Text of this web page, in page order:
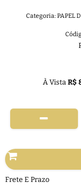
Categoria: PAPEL
À VistaR$
Frete E Prazo